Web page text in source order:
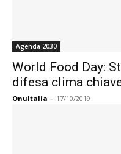
Agenda 2030
World Food Day:
difesa clima
OnuItalia - 17/10/2019